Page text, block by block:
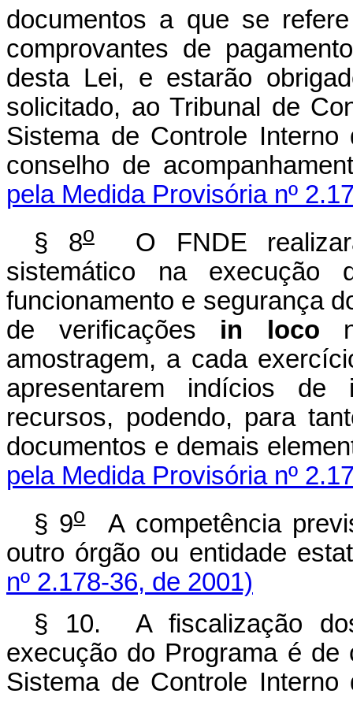
documentos a que se
comprovantes de
desta Lei, e estarão
solicitado, ao Tribunal de
Sistema de Controle
conselho de
pela Medida Provisória nº
§ 8oO FNDE realizará
sistemático na execução
funcionamento e segurança
de verificações in loco
amostragem, a cada
apresentarem indícios de
recursos, podendo, para
documentos e demais
pela Medida Provisória nº
§ 9oA competência
outro órgão ou entidade
nº 2.178-36, de 2001)
§ 10. A fiscalização
execução do Programa é
Sistema de Controle